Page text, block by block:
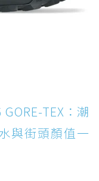
TEX：潮
與街頭顏值一